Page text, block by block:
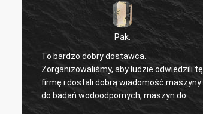
Pak.
To bardzo dobry dostawca.
Zorganizowaliśmy, aby ludzie odwiedzili tę
firmę i dostali dobrą wiadomość.maszyny
do badań wodoodpornych, maszyn do
testowania rozciągania itp., których